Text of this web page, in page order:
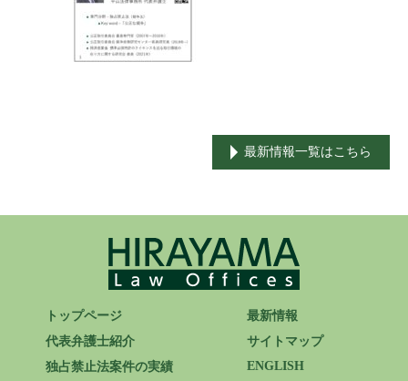
最新情報一覧はこちら
トップページ
代表弁護士紹介
独占禁止法案件の実績
最新情報
サイトマップ
ENGLISH